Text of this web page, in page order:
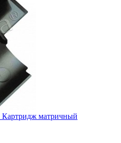
Картридж матричный